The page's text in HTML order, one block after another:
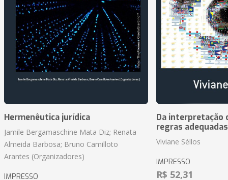
Hermenêutica jurídica
Jamile Bergamaschine Mata Diz; Renata
Almeida Barbosa; Bruno Camilloto
Arantes (Organizadores)
IMPRESSO
Da interpretação
regras
Viviane Séllos
IMPRESSO
R$ 52,31